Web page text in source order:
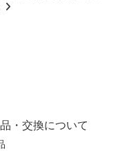
・交換について